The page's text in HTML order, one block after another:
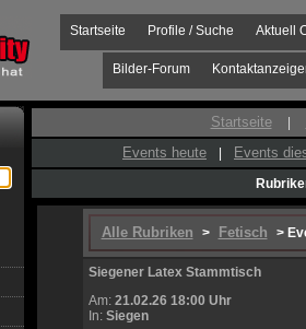
Aktuell
Profile / Suche
Startseite
Bilder-Forum
Startseite
Events heute
Events
Alle Rubriken > Fetisch >
Siegener Latex Stammtisch
Am: 21.02.26 18:00 Uhr
In: Siegen